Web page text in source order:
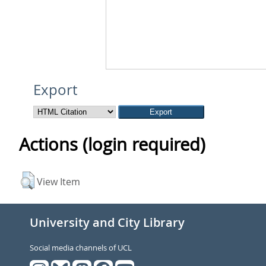
Export
Actions (login required)
View Item
University and City Library
Social media channels of UCL